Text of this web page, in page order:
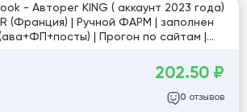
- Авторег KING ( аккаунт 2023 года)
(Франция) | Ручной ФАРМ | заполнен
| Прогон по сайтам |
202.50 ₽
0 отзывов